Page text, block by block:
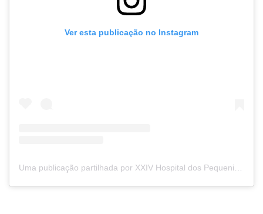
Ver esta publicação no Instagram
Uma publicação partilhada por XXIV Hospital dos Pequeninos (@hospitalpequeninos)